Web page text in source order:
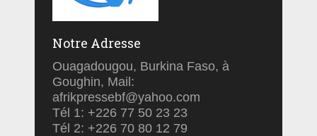
Notre Adresse
Ouagadougou, Burkina Faso, à
Goughin, Mail:
afrikpressebf@yahoo.com
Tél 1: +226 77 50 23 23
Tél 2: +226 70 80 12 79